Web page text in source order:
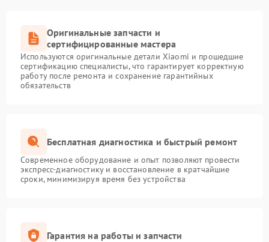
Оригинальные запчасти и
сертифицированные мастера
Используются оригинальные детали Xiaomi и прошедшие
сертификацию специалисты, что гарантирует корректную
работу после ремонта и сохранение гарантийных
обязательств
Бесплатная диагностика и быстрый ремонт
Современное оборудование и опыт позволяют провести
экспресс-диагностику и восстановление в кратчайшие
сроки, минимизируя время без устройства
Гарантия на работы и запчасти